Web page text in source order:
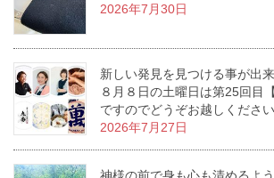
2026年7月30日
新しい発見を見つける事が出
８月８日の土曜日は第25回目
ですのでどうぞお越しくださ
2026年7月27日